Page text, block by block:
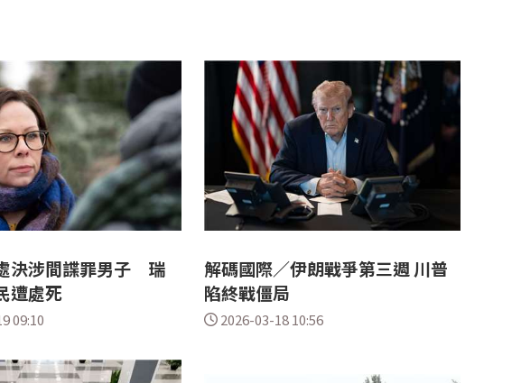
決涉間諜罪男子 瑞
遭處死
09:10
解碼國際／伊朗戰爭第三週 川普
陷終戰僵局
2026-03-18 10:56